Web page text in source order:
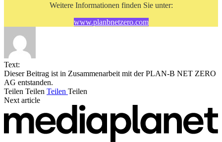
Weitere Informationen finden Sie unter:
www.planbnetzero.com
Text:
Dieser Beitrag ist in Zusammenarbeit mit der PLAN-B NET ZERO
AG entstanden.
Teilen Teilen Teilen Teilen
Next article